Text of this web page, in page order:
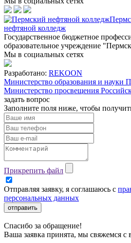
нефтяной колледж
Государственное бюджетное
образовательное учреждение
Мы в социальных сетях
Разработано: REKOON
Министерство образования и науки
Министерство просвещения
задать вопрос
Заполните поля ниже, чтобы
Прикрепить файл
Отправляя заявку, я соглашаюсь с
персональных данных
отправить
Спасибо за обращение!
Ваша заявка принята, мы свяжемся